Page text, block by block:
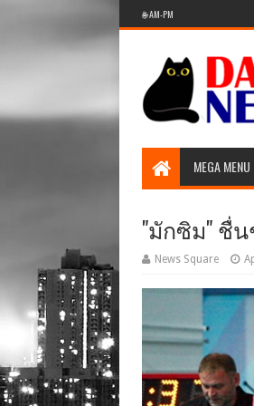
🌐 AM-PM
MEGA MENU
"มักซิม" ชื่
News Square